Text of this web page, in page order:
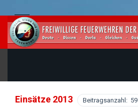
Einsätze 2013 Beitragsanzahl: 59